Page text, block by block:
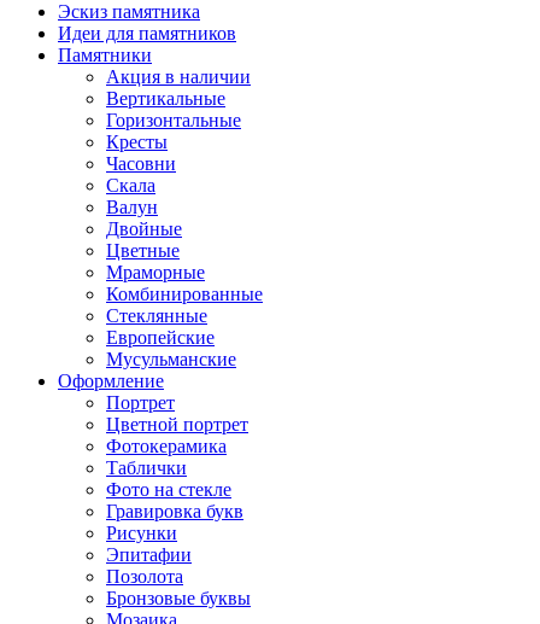
Эскиз памятника
Идеи для памятников
Памятники
Акция в наличии
Вертикальные
Горизонтальные
Кресты
Часовни
Скала
Валун
Двойные
Цветные
Мраморные
Комбинированные
Стеклянные
Европейские
Мусульманские
Оформление
Портрет
Цветной портрет
Фотокерамика
Таблички
Фото на стекле
Гравировка букв
Рисунки
Эпитафии
Позолота
Бронзовые буквы
Мозаика